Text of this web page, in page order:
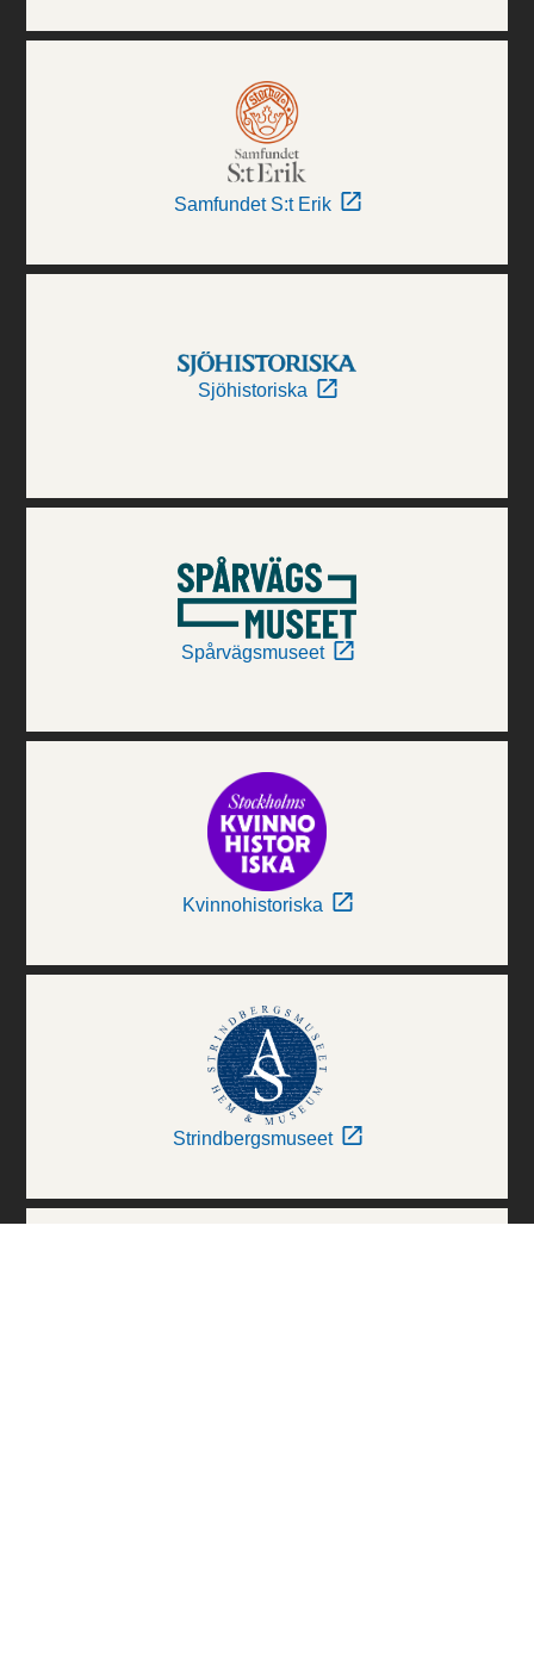
Samfundet S:t Erik
Sjöhistoriska
Spårvägsmuseet
Kvinnohistoriska
Strindbergsmuseet